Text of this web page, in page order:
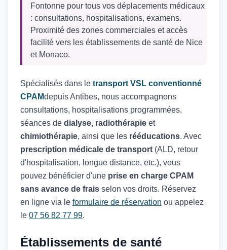
Fontonne pour tous vos déplacements médicaux
: consultations, hospitalisations, examens.
Proximité des zones commerciales et accès
facilité vers les établissements de santé de Nice
et Monaco.
Spécialisés dans le transport VSL conventionné
CPAMdepuis Antibes, nous accompagnons
consultations, hospitalisations programmées,
séances de dialyse, radiothérapie et
chimiothérapie, ainsi que les rééducations. Avec
prescription médicale de transport (ALD, retour
d'hospitalisation, longue distance, etc.), vous
pouvez bénéficier d'une prise en charge CPAM
sans avance de frais selon vos droits. Réservez
en ligne via le formulaire de réservation ou appelez
le 07 56 82 77 99.
Établissements de santé